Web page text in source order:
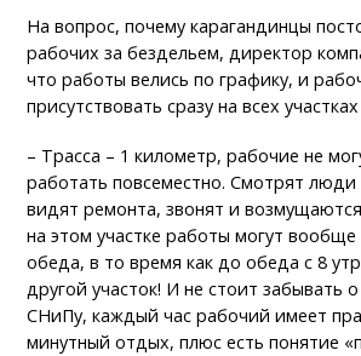
На вопрос, почему карагандинцы
рабочих за бездельем, директор
что работы велись по графику, и
присутствовать сразу на всех
– Трасса – 1 километр, рабочие не
работать повсеместно. Смотрят люди
видят ремонта, звонят и
на этом участке работы могут
обеда, в то время как до обеда с 8
другой участок! И не стоит забывать
СНиПу, каждый час рабочий имеет
минутный отдых, плюс есть понятие